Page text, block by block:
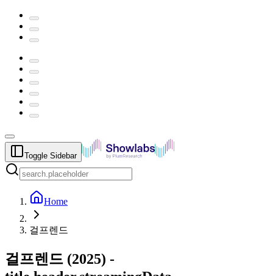
Toggle Sidebar
Home
걸프렌드
걸프렌드 (2025) -